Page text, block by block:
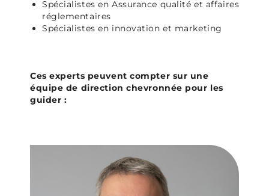
Spécialistes en Assurance qualité et affaires
réglementaires
Spécialistes en innovation et marketing
Ces experts peuvent compter sur une
équipe de direction chevronnée pour les
guider :